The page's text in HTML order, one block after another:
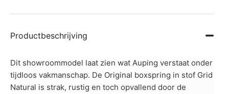
Productbeschrijving
Dit showroommodel laat zien wat Auping verstaat onder
tijdloos vakmanschap. De Original boxspring in stof Grid
Natural is strak, rustig en toch opvallend door de